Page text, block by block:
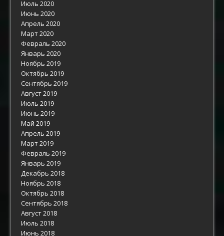
Июль 2020
Июнь 2020
Апрель 2020
Март 2020
Февраль 2020
Январь 2020
Ноябрь 2019
Октябрь 2019
Сентябрь 2019
Август 2019
Июль 2019
Июнь 2019
Май 2019
Апрель 2019
Март 2019
Февраль 2019
Январь 2019
Декабрь 2018
Ноябрь 2018
Октябрь 2018
Сентябрь 2018
Август 2018
Июль 2018
Июнь 2018